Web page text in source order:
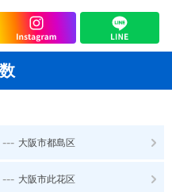
--- 大阪市都島区
--- 大阪市此花区